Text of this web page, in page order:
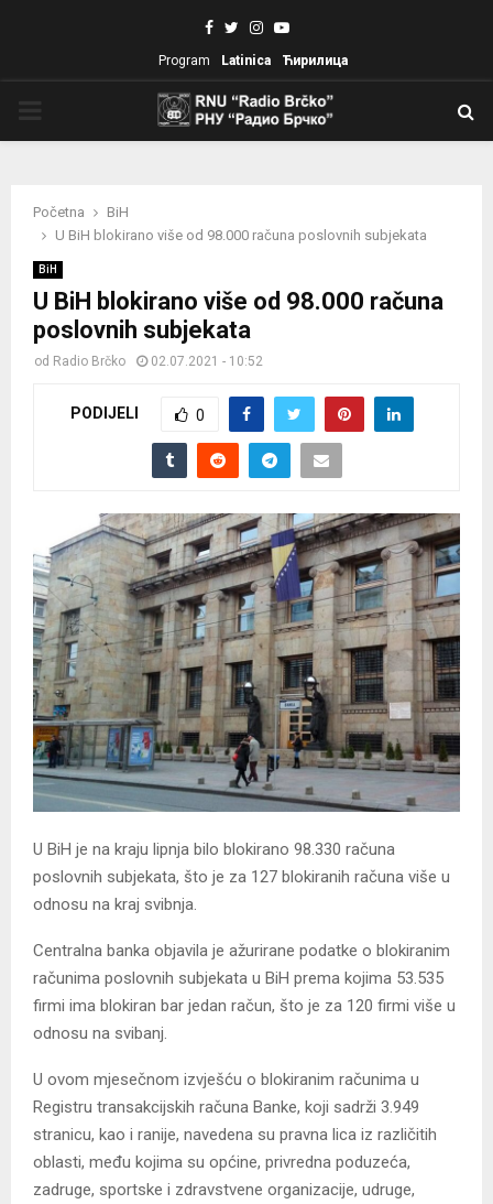
Facebook
TwitterInstagram
Youtube
Program Latinica Ћирилица
Početna
BiH
U BiH blokirano više od 98.000 računa poslovnih subjekata
BiH
U BiH blokirano više od 98.000 računa
poslovnih subjekata
od Radio Brčko 02.07.2021 - 10:52
PODIJELI 0
U BiH je na kraju lipnja bilo blokirano 98.330 računa
poslovnih subjekata, što je za 127 blokiranih računa više u
odnosu na kraj svibnja.
Centralna banka objavila je ažurirane podatke o blokiranim
računima poslovnih subjekata u BiH prema kojima 53.535
firmi ima blokiran bar jedan račun, što je za 120 firmi više u
odnosu na svibanj.
U ovom mjesečnom izvješću o blokiranim računima u
Registru transakcijskih računa Banke, koji sadrži 3.949
stranicu, kao i ranije, navedena su pravna lica iz različitih
oblasti, među kojima su općine, privredna poduzeća,
zadruge, sportske i zdravstvene organizacije, udruge,